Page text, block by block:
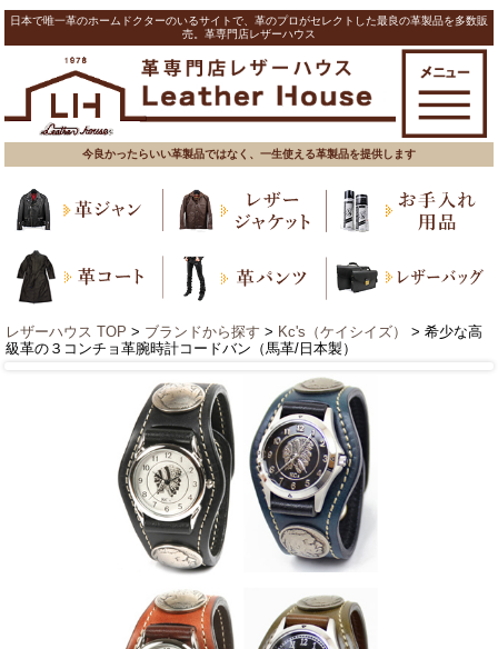
日本で唯一革のホームドクターのいるサイトで、革のプロがセレクトした最良の革製品を多数販
売。革専門店レザーハウス
今良かったらいい革製品ではなく、一生使える革製品を提供します
レザーハウス TOP > ブランドから探す > Kc's（ケイシイズ）
> 希少な高
級革の３コンチョ革腕時計コードバン（馬革/日本製）